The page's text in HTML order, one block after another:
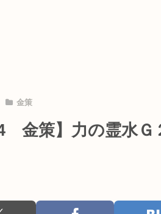
金策
金策】力の霊水Ｇ